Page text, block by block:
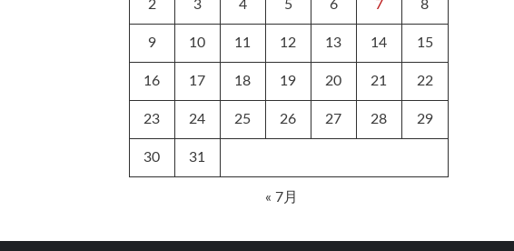
2 3 4 5 6 7 8
9 10 11 12 13 14 15
16 17 18 19 20 21 22
23 24 25 26 27 28 29
30 31
« 7月